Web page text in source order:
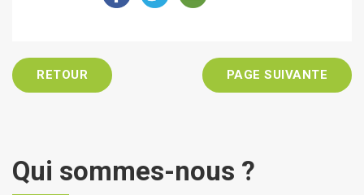
RETOUR PAGE SUIVANTE
Qui sommes-nous ?